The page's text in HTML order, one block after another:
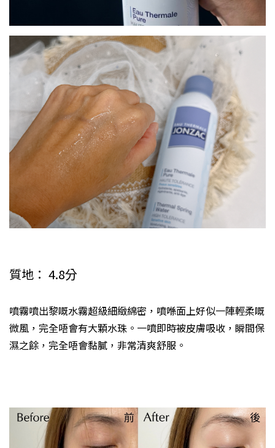
質地： 4.8分
噴霧噴出黎嘅水霧超級細緻綿密，噴喺面上好似一陣輕柔嘅
微風，完全唔會有大顆水珠。一噴即時被皮膚吸收，瞬間保
濕之餘，完全唔會黏膩，非常清爽舒服。